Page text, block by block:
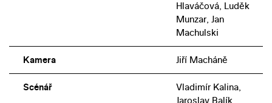
Hlaváčová, Luděk
Munzar, Jan
Machulski
Kamera Jiří Macháně
Scénář
Vladimír Kalina,